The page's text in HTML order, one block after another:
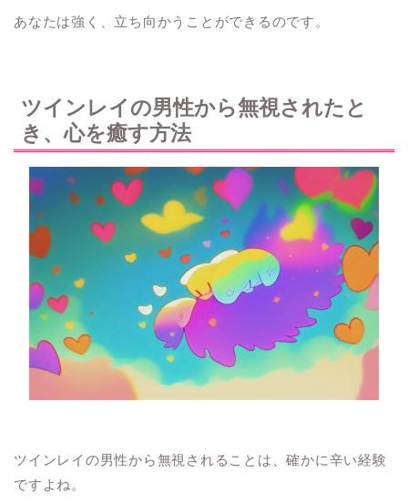
あなたは強く、立ち向かうことができるのです。
ツインレイの男性から無視されたと
き、心を癒す方法
ツインレイの男性から無視されることは、確かに辛い経験
ですよね。